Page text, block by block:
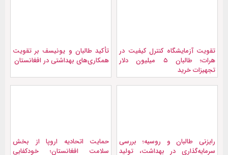
تقویت آزمایشگاه کنترل کیفیت در
هرات؛ طالبان ۵ میلیون دلار
تجهیزات خرید
تأکید طالبان و یونیسف بر تقویت
همکاری‌های بهداشتی در افغانستان
رایزنی طالبان و روسیه؛ بررسی
سرمایه‌گذاری در بهداشت، تولید
حمایت اتحادیه اروپا از بخش
سلامت افغانستان؛ خودکفایی